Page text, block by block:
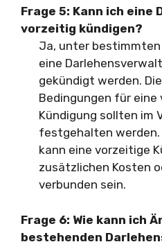
Frage 5: Kann ich
vorzeitig kündigen?
Ja, unter
eine
gekündigt werden.
Bedingungen für eine
Kündigung sollten im
festgehalten werden.
kann eine vorzeitige
zusätzlichen Kosten
verbunden sein.
Frage 6: Wie kann ich
bestehenden